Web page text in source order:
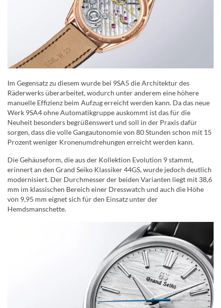
Im Gegensatz zu diesem wurde bei 9SA5 die Architektur des
Räderwerks überarbeitet, wodurch unter anderem eine höhere
manuelle Effizienz beim Aufzug erreicht werden kann. Da das neue
Werk 9SA4 ohne Automatikgruppe auskommt ist das für die
Neuheit besonders begrüßenswert und soll in der Praxis dafür
sorgen, dass die volle Gangautonomie von 80 Stunden schon mit 15
Prozent weniger Kronenumdrehungen erreicht werden kann.
Die Gehäuseform, die aus der Kollektion Evolution 9 stammt,
erinnert an den Grand Seiko Klassiker 44GS, wurde jedoch deutlich
modernisiert. Der Durchmesser der beiden Varianten liegt mit 38,6
mm im klassischen Bereich einer Dresswatch und auch die Höhe
von 9,95 mm eignet sich für den Einsatz unter der
Hemdsmanschette.